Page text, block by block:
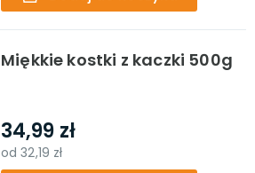
Miękkie kostki z kaczki 500g
34,99 zł
od32,19 zł